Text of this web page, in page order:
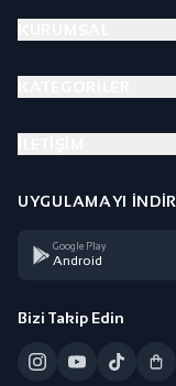
UYGULAMAYI İNDIR
Google Play
Android
Bizi Takip Edin